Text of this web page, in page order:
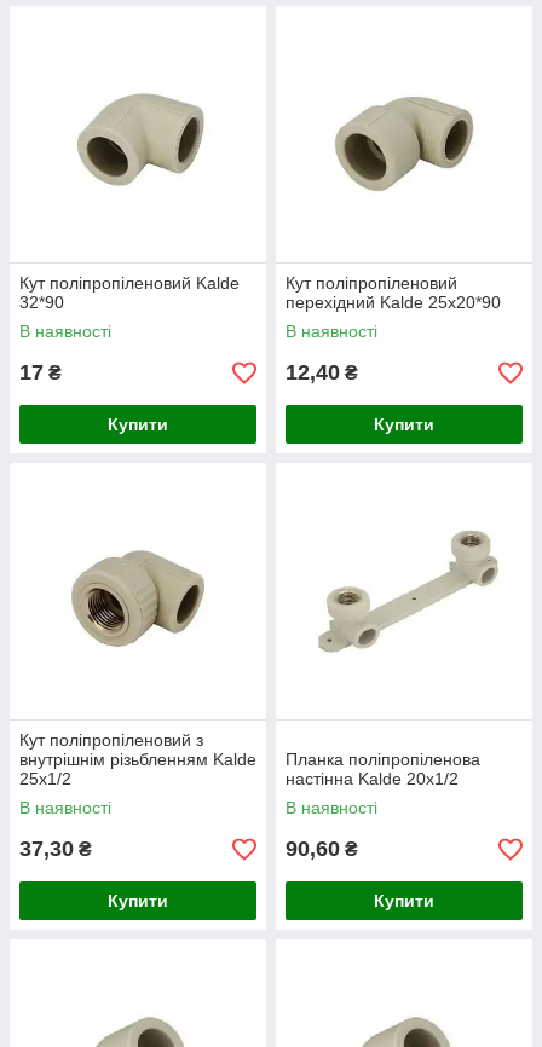
Кут поліпропіленовий Kalde
32*90
В наявності
17 ₴
Купити
Кут поліпропіленовий
перехідний Kalde 25х20*90
В наявності
12,40 ₴
Купити
Кут поліпропіленовий з
внутрішнім різьбленням Kalde
25х1/2
В наявності
37,30 ₴
Купити
Планка поліпропіленова
настінна Kalde 20х1/2
В наявності
90,60 ₴
Купити